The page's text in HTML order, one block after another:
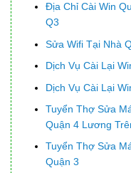
Địa Chỉ Cài Win
Q3
Sửa Wifi Tại Nhà
Dịch Vụ Cài Lại
Dịch Vụ Cài Lại
Tuyển Thợ Sửa
Quận 4 Lương
Tuyển Thợ Sửa
Quận 3